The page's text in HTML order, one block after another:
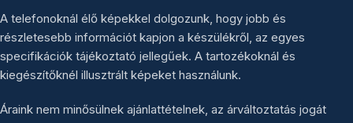
A telefonoknál élő képekkel dolgozunk, hogy jobb és
részletesebb információt kapjon a készülékről, az egyes
specifikációk tájékoztató jellegűek. A tartozékoknál és
kiegészítőknél illusztrált képeket használunk.
Áraink nem minősülnek ajánlattételnek, az árváltoztatás jogát